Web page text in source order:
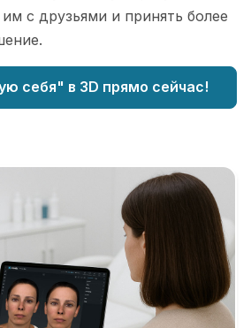
с друзьями и принять более
себя" в 3D прямо сейчас!